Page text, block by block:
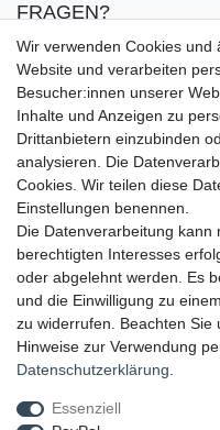
FRAGEN?
▸ FAQ
▸ Zahlungsarten
▸ Versandbedingungen
▸ Gutschein
UNSERE
UNSERE
Wir verwenden Cookies und
Website und verarbeiten
Besucher:innen unserer
Inhalte und Anzeigen zu
Drittanbietern einzubinden
analysieren. Die
Cookies. Wir teilen diese
Einstellungen benennen.
Die Datenverarbeitung kann
berechtigten Interesses
oder abgelehnt werden. Es
und die Einwilligung zu
zu widerrufen. Beachten Sie
Hinweise zur Verwendung
Daten­schutz­erklärung
Essenziell